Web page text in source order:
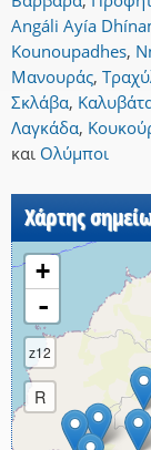
Angáli Ayía
Kounoupadhes,
Μανουράς,
Σκλάβα,
Λαγκάδα,
και Ολύμποι
Χάρτης
+
-
z12
R